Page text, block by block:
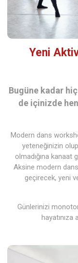
Yeni
Bugüne kadar
de içinizde
Modern dans
yeteneğinizin
olmadığına kanaat
Aksine modern
geçirecek, yeni
Günlerinizi
hayatınıza